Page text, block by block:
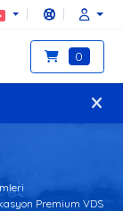
0
Premium VDS